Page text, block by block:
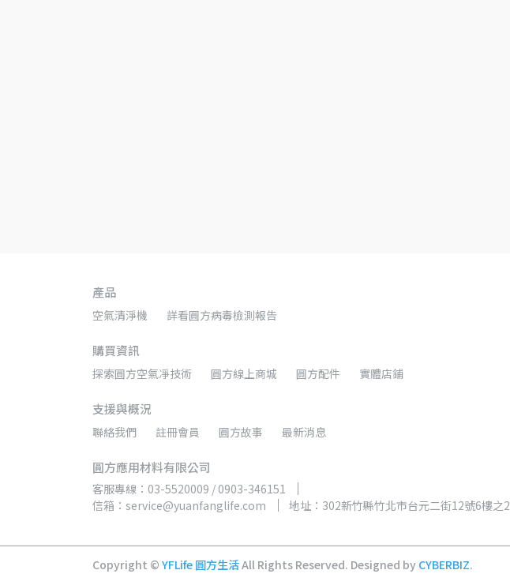
產品
空氣清淨機 詳看圓方病毒檢測報告
購買資訊
探索圓方空氣凈技術 圓方線上商城 圓方配件 實體店鋪
支援與概況
聯絡我們 註冊會員 圓方故事 最新消息
圓方應用材料有限公司
客服專線：03-5520009 / 0903-346151
信箱：service@yuanfanglife.com
地址：302新竹縣竹北市台元二街12號6樓之2
Copyright © YFLife 圓方生活All Rights Reserved. Designed by CYBERBIZ.